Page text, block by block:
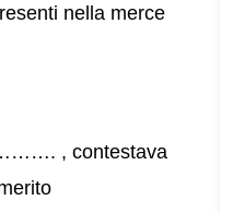
nella merce
, contestava